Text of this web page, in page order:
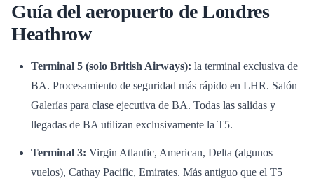
Guía del aeropuerto de Londres
Heathrow
Terminal 5 (solo British Airways): la terminal exclusiva de
BA. Procesamiento de seguridad más rápido en LHR. Salón
Galerías para clase ejecutiva de BA. Todas las salidas y
llegadas de BA utilizan exclusivamente la T5.
Terminal 3: Virgin Atlantic, American, Delta (algunos
vuelos), Cathay Pacific, Emirates. Más antiguo que el T5